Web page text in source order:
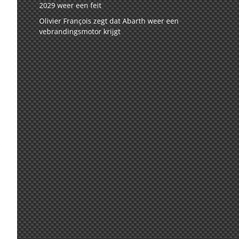
2029 weer een feit
Olivier François zegt dat Abarth weer een
vebrandingsmotor krijgt